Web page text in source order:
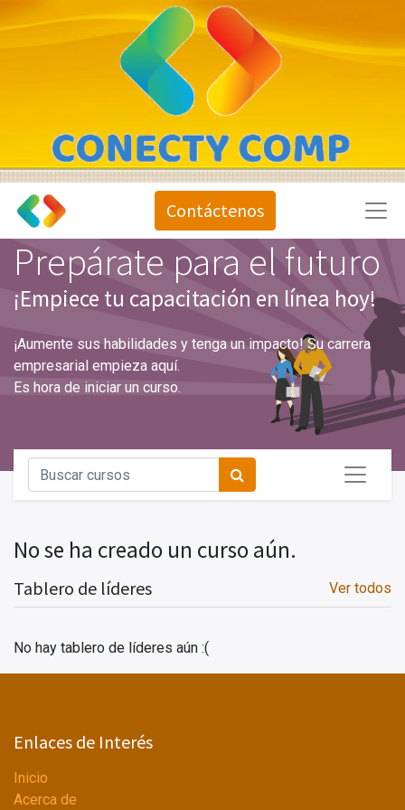
Contáctenos
Prepárate para el futuro
¡Empiece tu capacitación en línea hoy!
¡Aumente sus habilidades y tenga un impacto! Su carrera
empresarial empieza aquí.
Es hora de iniciar un curso.
Ver todos
Tablero de líderes
No hay tablero de líderes aún :(
No se ha creado un curso aún.
Enlaces de Interés
Inicio
Acerca de